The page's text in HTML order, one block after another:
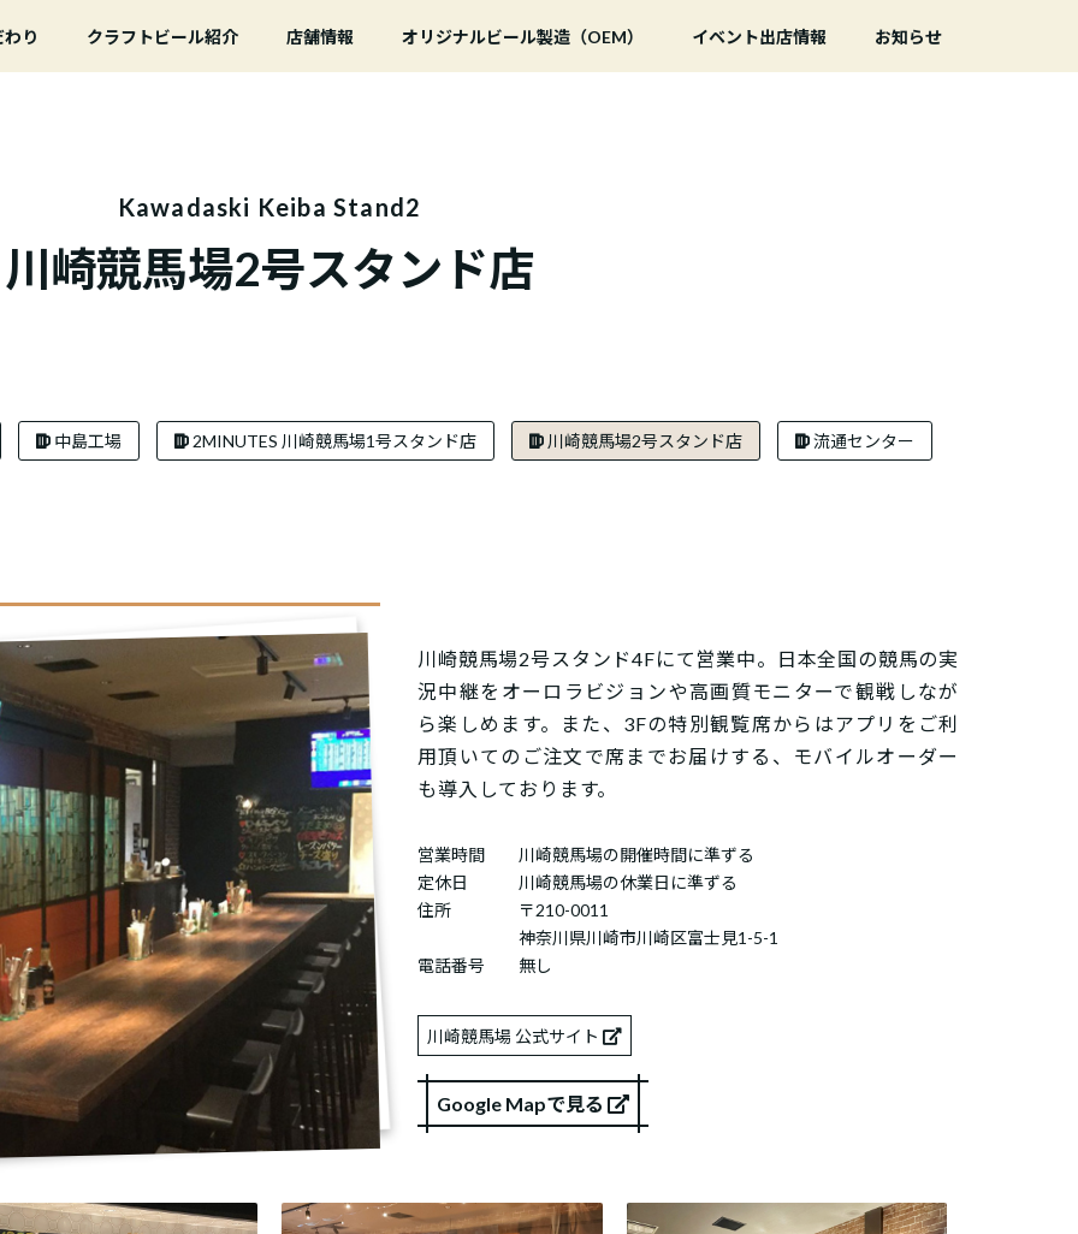
わり クラフトビール紹介 店舗情報 オリジナルビール製造（OEM） イベント出店情報 お知らせ
Kawadaski Keiba Stand2
川崎競馬場2号スタンド店
中島工場 2MINUTES 川崎競馬場1号スタンド店 川崎競馬場2号スタンド店 流通センター
川崎競馬場2号スタンド4Fにて営業中。日本全国の競馬の実
況中継をオーロラビジョンや高画質モニターで観戦しなが
ら楽しめます。また、3Fの特別観覧席からはアプリをご利
用頂いてのご注文で席までお届けする、モバイルオーダー
も導入しております。
営業時間
川崎競馬場の開催時間に準ずる
定休日
川崎競馬場の休業日に準ずる
住所
〒210-0011
神奈川県川崎市川崎区富士見1-5-1
電話番号
無し
川崎競馬場 公式サイト
Google Mapで見る